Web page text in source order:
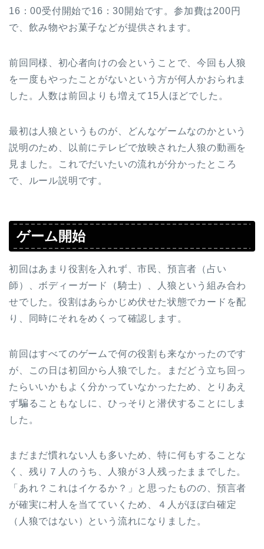
16：00受付開始で16：30開始です。参加費は200円
で、飲み物やお菓子などが提供されます。
前回同様、初心者向けの会ということで、今回も人狼
を一度もやったことがないという方が何人かおられま
した。人数は前回よりも増えて15人ほどでした。
最初は人狼というものが、どんなゲームなのかという
説明のため、以前にテレビで放映された人狼の動画を
見ました。これでだいたいの流れが分かったところ
で、ルール説明です。
ゲーム開始
初回はあまり役割を入れず、市民、預言者（占い
師）、ボディーガード（騎士）、人狼という組み合わ
せでした。役割はあらかじめ伏せた状態でカードを配
り、同時にそれをめくって確認します。
前回はすべてのゲームで何の役割も来なかったのです
が、この日は初回から人狼でした。まだどう立ち回っ
たらいいかもよく分かっていなかったため、とりあえ
ず騙ることもなしに、ひっそりと潜伏することにしま
した。
まだまだ慣れない人も多いため、特に何もすることな
く、残り７人のうち、人狼が３人残ったままでした。
「あれ？これはイケるか？」と思ったものの、預言者
が確実に村人を当てていくため、４人がほぼ白確定
（人狼ではない）という流れになりました。